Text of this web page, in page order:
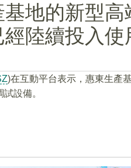
地的新型高
陸續投入使
)在互動平台表示，惠東生產
設備。